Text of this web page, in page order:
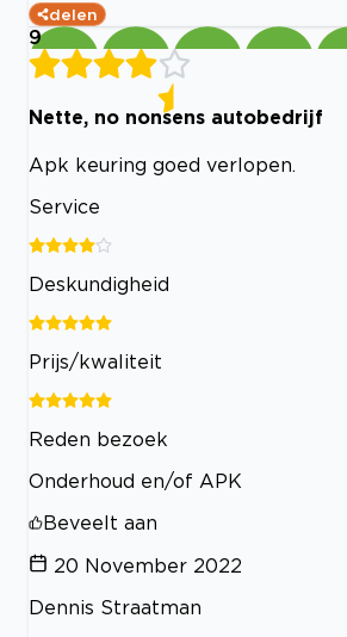
delen
9
Nette, no nonsens autobedrijf
Apk keuring goed verlopen.
Service
Deskundigheid
Prijs/kwaliteit
Reden bezoek
Onderhoud en/of APK
Beveelt aan
20 November 2022
Dennis Straatman